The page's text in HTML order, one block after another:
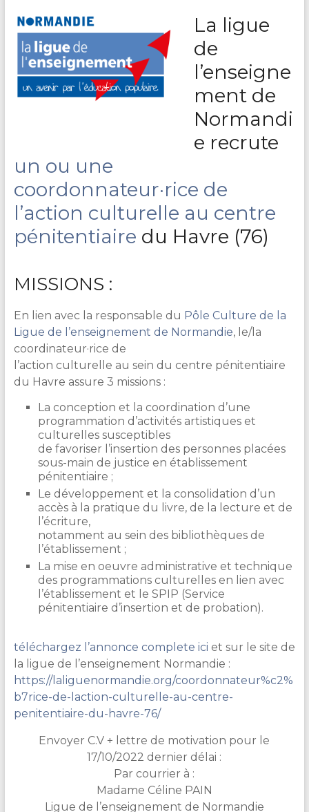
La ligue
de
l’enseigne
ment de
Normandi
e recrute
un ou une
coordonnateur·rice de
l’action culturelle au centre
pénitentiaire du Havre (76)
MISSIONS :
En lien avec la responsable du Pôle Culture de la
Ligue de l’enseignement de Normandie, le/la
coordinateur·rice de
l’action culturelle au sein du centre pénitentiaire
du Havre assure 3 missions :
La conception et la coordination d’une
programmation d’activités artistiques et
culturelles susceptibles
de favoriser l’insertion des personnes placées
sous-main de justice en établissement
pénitentiaire ;
Le développement et la consolidation d’un
accès à la pratique du livre, de la lecture et de
l’écriture,
notamment au sein des bibliothèques de
l’établissement ;
La mise en oeuvre administrative et technique
des programmations culturelles en lien avec
l’établissement et le SPIP (Service
pénitentiaire d’insertion et de probation).
téléchargez l’annonce complete ici et sur le site de
la ligue de l’enseignement Normandie :
https://laliguenormandie.org/coordonnateur%c2%
b7rice-de-laction-culturelle-au-centre-
penitentiaire-du-havre-76/
Envoyer C.V + lettre de motivation pour le
17/10/2022 dernier délai :
Par courrier à :
Madame Céline PAIN
Ligue de l’enseignement de Normandie